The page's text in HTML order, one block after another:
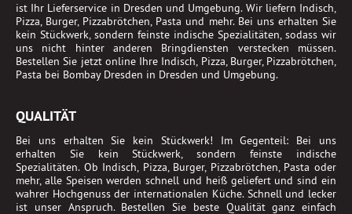
ist Ihr Lieferservice in Dresden und Umgebung. Wir liefern Indisch,
Pizza, Burger, Pizzabrötchen, Pasta und mehr. Bei uns erhalten Sie
kein Stückwerk, sondern feinste indische Spezialitäten, sodass wir
uns nicht hinter anderen Bringdiensten verstecken müssen.
Bestellen Sie jetzt online Ihre Indisch, Pizza, Burger, Pizzabrötchen,
Pasta bei Bombay Dresden in Dresden und Umgebung.
QUALITÄT
Bei uns erhalten Sie kein Stückwerk! Im Gegenteil: Bei uns
erhalten Sie kein Stückwerk, sondern feinste indische
Spezialitäten. Ob Indisch, Pizza, Burger, Pizzabrötchen, Pasta oder
mehr, alle Speisen werden schnell und heiß geliefert und sind ein
wahrer Hochgenuss der internationalen Küche. Schnell und lecker
ist unser Anspruch. Bestellen Sie beste Qualität ganz einfach